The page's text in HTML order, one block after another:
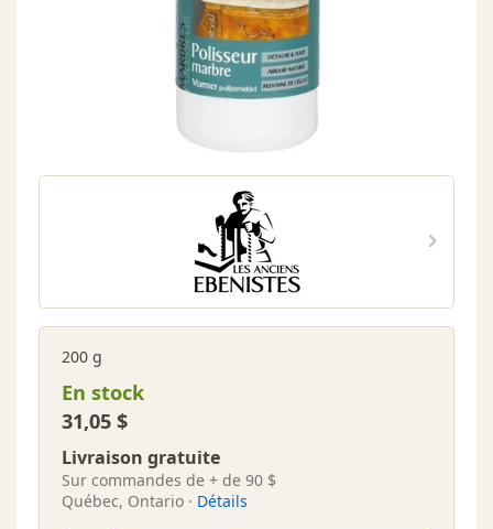
200 g
En stock
31,05 $
Livraison gratuite
Sur commandes de + de 90 $
Québec, Ontario · Détails